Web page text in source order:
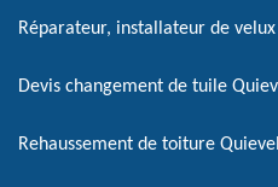
Réparateur, installateur de
Devis changement de tuile
Rehaussement de toiture